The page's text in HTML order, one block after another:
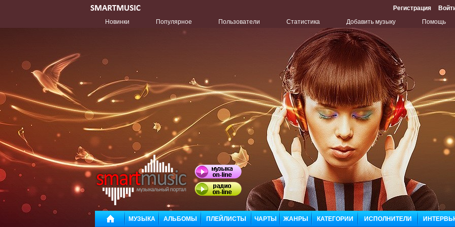
Регистрация
Новинки
Популярное Пользователи Статистика Добавить музыку Помощь
МУЗЫКА АЛЬБОМЫ ПЛЕЙЛИСТЫ ЧАРТЫ ЖАНРЫ КАТЕГОРИИ ИСПОЛНИТЕЛИ